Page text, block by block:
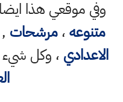
وفي موقعي هذا
متنوعه،مرشحات ,
الاعدادي ، وكل